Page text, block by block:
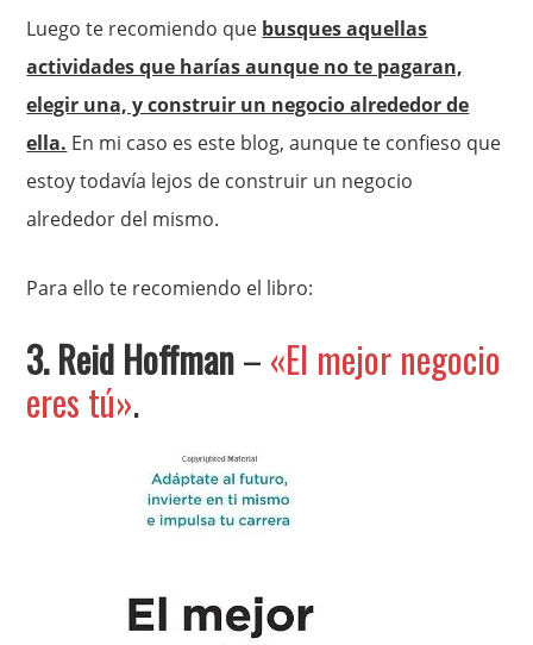
Luego te recomiendo que busques aquellas
actividades que harías aunque no te pagaran,
elegir una, y construir un negocio alrededor de
ella. En mi caso es este blog, aunque te confieso que
estoy todavía lejos de construir un negocio
alrededor del mismo.
Para ello te recomiendo el libro:
3. Reid Hoffman– «El mejor negocio
eres tú».